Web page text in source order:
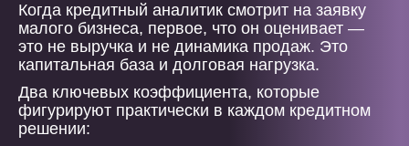
Когда кредитный аналитик смотрит на заявку
малого бизнеса, первое, что он оценивает —
это не выручка и не динамика продаж. Это
капитальная база и долговая нагрузка.
Два ключевых коэффициента, которые
фигурируют практически в каждом кредитном
решении: